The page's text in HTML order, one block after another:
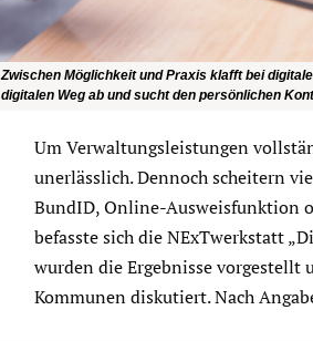
Zwischen Möglichkeit und Praxis klafft bei
digitalen Weg ab und sucht den persönlichen
Um Verwaltungsleistungen
unerlässlich. Dennoch scheitern
BundID, Online-Ausweisfunktion
befasste sich die NExTwerkstatt
wurden die Ergebnisse
Kommunen diskutiert. Nach